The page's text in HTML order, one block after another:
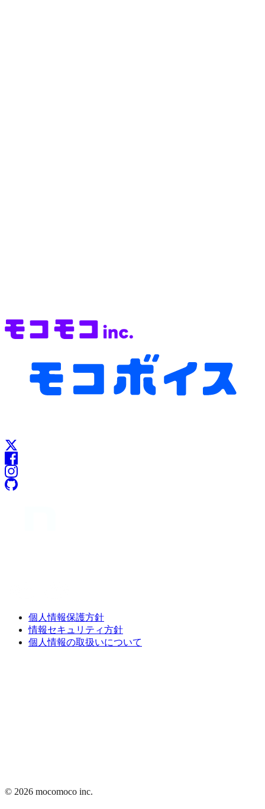
個人情報保護方針
情報セキュリティ方針
個人情報の取扱いについて
© 2026 mocomoco inc.